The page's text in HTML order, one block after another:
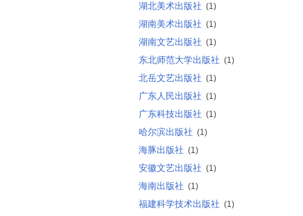
湖北美术出版社 (1)
湖南美术出版社 (1)
湖南文艺出版社 (1)
东北师范大学出版社 (1)
北岳文艺出版社 (1)
广东人民出版社 (1)
广东科技出版社 (1)
哈尔滨出版社 (1)
海豚出版社 (1)
安徽文艺出版社 (1)
海南出版社 (1)
福建科学技术出版社 (1)